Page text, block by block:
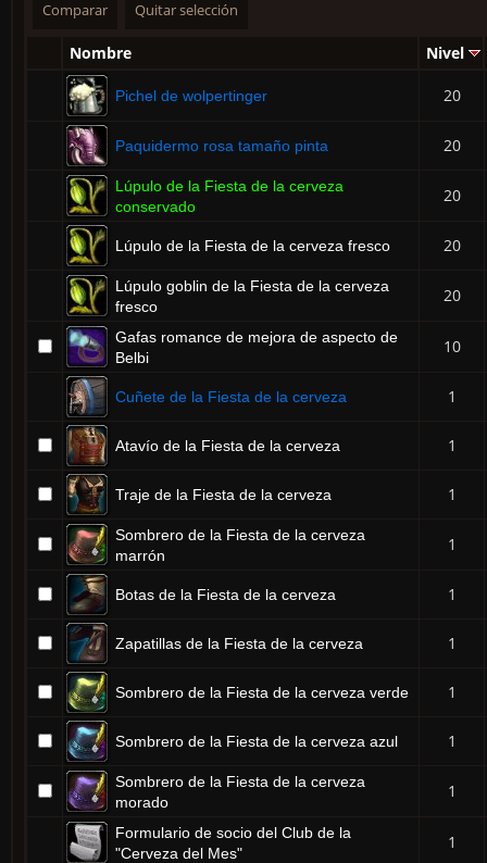
Nombre Nivel
Pichel de wolpertinger 20
Paquidermo rosa tamaño pinta 20
Lúpulo de la Fiesta de la cerveza
conservado
20
Lúpulo de la Fiesta de la cerveza fresco 20
Lúpulo goblin de la Fiesta de la cerveza
fresco
20
Gafas romance de mejora de aspecto de
Belbi
10
Cuñete de la Fiesta de la cerveza 1
Atavío de la Fiesta de la cerveza 1
Traje de la Fiesta de la cerveza 1
Sombrero de la Fiesta de la cerveza
marrón
1
Botas de la Fiesta de la cerveza 1
Zapatillas de la Fiesta de la cerveza 1
Sombrero de la Fiesta de la cerveza verde 1
Sombrero de la Fiesta de la cerveza azul 1
Sombrero de la Fiesta de la cerveza
morado
1
Formulario de socio del Club de la
"Cerveza del Mes"
1